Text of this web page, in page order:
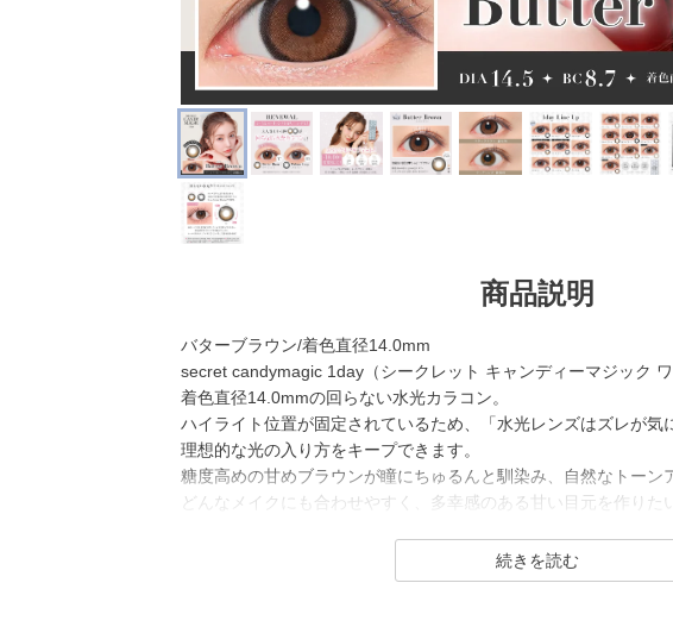
商品説明
バターブラウン/着色直径14.0mm
secret candymagic 1day（シークレット キャンディーマジック
着色直径14.0mmの回らない水光カラコン。
ハイライト位置が固定されているため、「水光レンズはズレが気
理想的な光の入り方をキープできます。
糖度高めの甘めブラウンが瞳にちゅるんと馴染み、自然なトーン
どんなメイクにも合わせやすく、多幸感のある甘い目元を作りた
secret candymagic 1day（シークレット キャンディーマジック
若い世代を中心に絶大な支持を得ている、盛れるカラコンといえ